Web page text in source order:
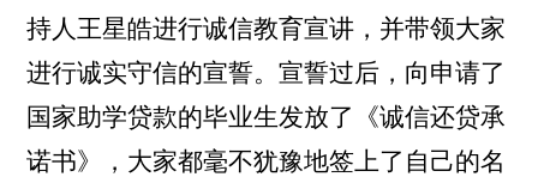
持人王星皓进行诚信教育宣讲，并带领大家
进行诚实守信的宣誓。宣誓过后，向申请了
国家助学贷款的毕业生发放了
《诚信还贷承
诺书》
，大家都毫不犹豫地签上了自己的名